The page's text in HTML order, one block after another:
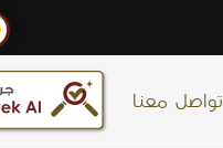
تواصل معنا